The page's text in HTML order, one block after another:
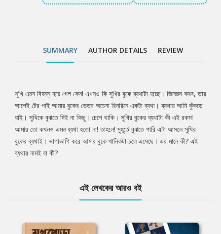
SUMMARY AUTHOR DETAILS REVIEW
Tab
Article
সুখি এমন বিষন্ন হয়ে গেল কেন! এখনও কি সুখির বুকে ব্যথাটা হচ্ছে। জিজ্ঞেস করব, তার
আগেই টের পাই আমার বুকের ভেতর অচেনা রিনরিনে একটা ব্যথা। ব্যথায় আমি কুঁকড়ে
যাই। সুখিকে বুঝতে দিই না কিছু। চেপে থাকি। সুখির বুকের ব্যথাটা কী এই রকম!
আমার তো কখনও এমন ব্যথা হতো না! তাহলে! মুহূর্তে বুঝতে পারি এটা আসলে সুখির
বুকের ব্যথাই। ভাগাভাগি করে আমার বুকে খানিকটা চলে এসেছে। এর মানে কী? এই
ব্যথার নামই বা কী?
এই লেখকের আরও বই